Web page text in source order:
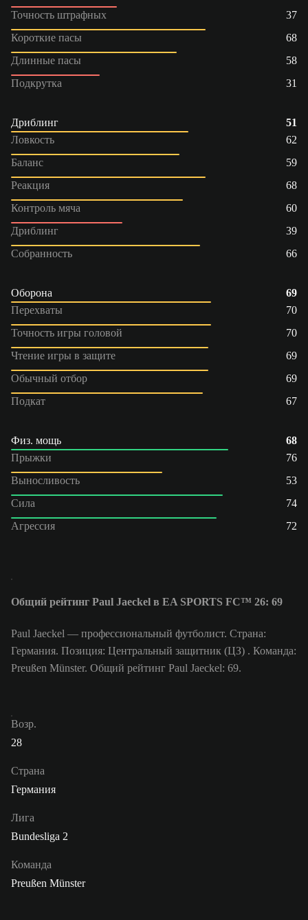
Точность штрафных
37
Короткие пасы
68
Длинные пасы
58
Подкрутка
31
Дриблинг
51
Ловкость
62
Баланс
59
Реакция
68
Контроль мяча
60
Дриблинг
39
Собранность
66
Оборона
69
Перехваты
70
Точность игры головой
70
Чтение игры в защите
69
Обычный отбор
69
Подкат
67
Физ. мощь
68
Прыжки
76
Выносливость
53
Сила
74
Агрессия
72
Общий рейтинг Paul Jaeckel в EA SPORTS FC™ 26: 69
Paul Jaeckel — профессиональный футболист. Страна:
Германия. Позиция: Центральный защитник (ЦЗ) . Команда:
Preußen Münster. Общий рейтинг Paul Jaeckel: 69.
Возр.
28
Страна
Германия
Лига
Bundesliga 2
Команда
Preußen Münster